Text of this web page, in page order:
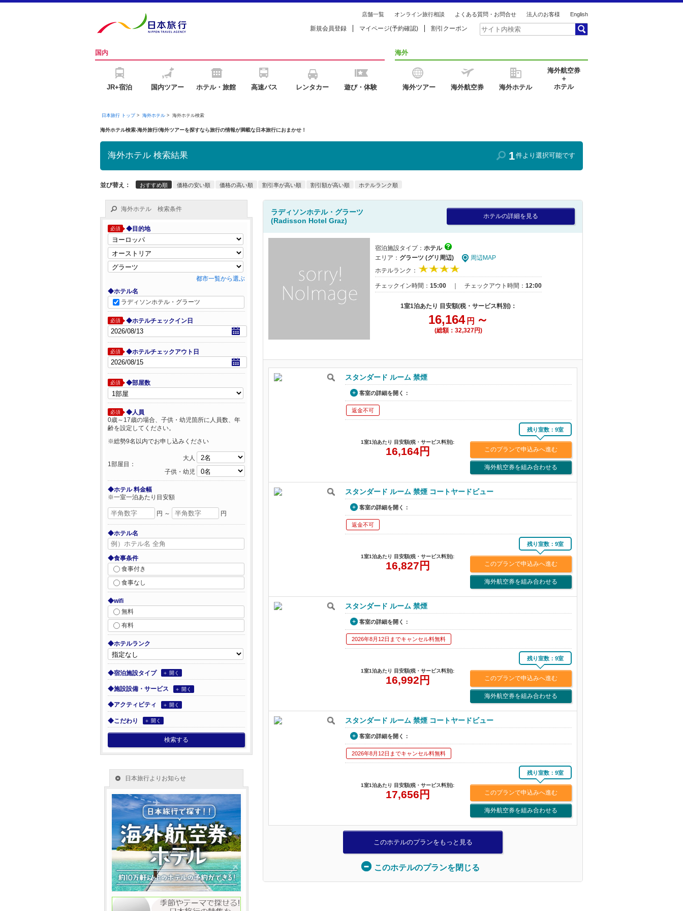
店舗一覧 オンライン旅行相談 よくある質問・お問合せ 法人のお客様 English
新規会員登録 マイページ(予約確認) 割引クーポン
国内
JR+宿泊 国内ツアー ホテル・旅館 高速バス レンタカー 遊び・体験
海外
海外ツアー 海外航空券 海外ホテル
海外航空券
＋
ホテル
日本旅行 トップ> 海外ホテル> 海外ホテル検索
海外ホテル検索-海外旅行/海外ツアーを探すなら旅行の情報が満載な日本旅行におまかせ！
海外ホテル 検索結果 1件より選択可能です
並び替え： おすすめ順 価格の安い順 価格の高い順 割引率が高い順 割引額が高い順 ホテルランク順
ラディソンホテル・グラーツ
(Radisson Hotel Graz)
ホテルの詳細を見る
宿泊施設タイプ： ホテル
エリア： グラーツ (グリ周辺)
周辺MAP
ホテルランク：
チェックイン時間： 15:00 チェックアウト時間： 12:00
1室1泊あたり 目安額(税・サービス料別)：
16,164 円 ～
(総額：32,327円)
スタンダード ルーム 禁煙
客室の詳細を開く：
返金不可
1室1泊あたり 目安額(税・サービス料別):
16,164円
残り室数：9室
このプランで申込みへ進む
海外航空券を組み合わせる
スタンダード ルーム 禁煙 コートヤードビュー
客室の詳細を開く：
返金不可
1室1泊あたり 目安額(税・サービス料別):
16,827 円
残り室数：9室
このプランで申込みへ進む
海外航空券を組み合わせる
スタンダード ルーム 禁煙
客室の詳細を開く：
2026年8月12日までキャンセル料無料
1室1泊あたり 目安額(税・サービス料別):
16,992 円
残り室数：9室
このプランで申込みへ進む
海外航空券を組み合わせる
スタンダード ルーム 禁煙 コートヤードビュー
客室の詳細を開く：
2026年8月12日までキャンセル料無料
1室1泊あたり 目安額(税・サービス料別):
17,656 円
残り室数：9室
このプランで申込みへ進む
海外航空券を組み合わせる
このホテルのプランをもっと見る
このホテルのプランを閉じる
海外ホテル 検索条件
必須 ◆目的地
都市一覧から選ぶ
◆ホテル名
ラディソンホテル・グラーツ
必須 ◆ホテルチェックイン日
必須 ◆ホテルチェックアウト日
必須 ◆部屋数
必須
◆人員
0歳～17歳の場合、子供・幼児箇所に人員数、年
齢を設定してください。
※総勢9名以内でお申し込みください
1部屋目：
大人
子供・幼児
◆ホテル 料金幅
※一室一泊あたり目安額
円 ～ 円
◆ホテル名
◆食事条件
食事付き
食事なし
◆wifi
無料
有料
◆ホテルランク
◆宿泊施設タイプ ＋ 開く
◆施設設備・サービス ＋ 開く
◆アクティビティ ＋ 開く
◆こだわり ＋ 開く
検索する